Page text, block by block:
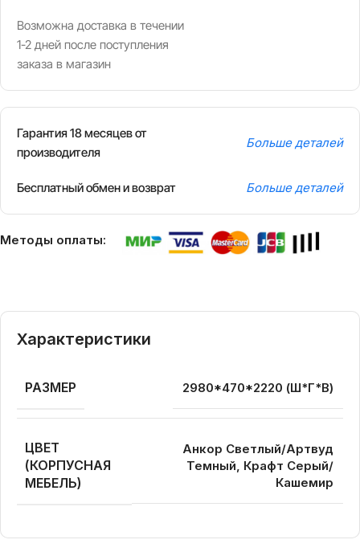
Возможна доставка в течении
1-2 дней после поступления
заказа в магазин
Гарантия 18 месяцев от
производителя
Больше деталей
Бесплатный обмен и возврат Больше деталей
Методы оплаты:
Характеристики
РАЗМЕР 2980*470*2220 (Ш*Г*В)
ЦВЕТ
(КОРПУСНАЯ
МЕБЕЛЬ)
Анкор Светлый/Артвуд
Темный, Крафт Серый/
Кашемир